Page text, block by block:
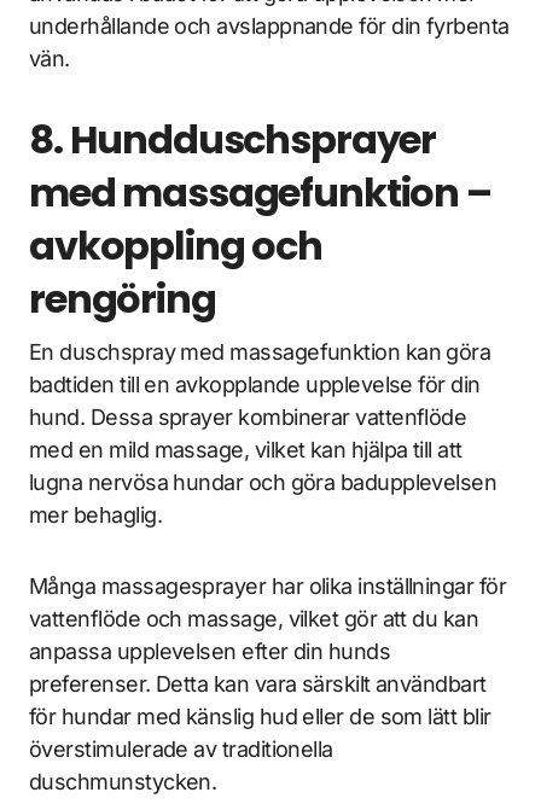
underhållande och avslappnande för din fyrbenta
vän.
8. Hundduschsprayer
med massagefunktion –
avkoppling och
rengöring
En duschspray med massagefunktion kan göra
badtiden till en avkopplande upplevelse för din
hund. Dessa sprayer kombinerar vattenflöde
med en mild massage, vilket kan hjälpa till att
lugna nervösa hundar och göra badupplevelsen
mer behaglig.
Många massagesprayer har olika inställningar för
vattenflöde och massage, vilket gör att du kan
anpassa upplevelsen efter din hunds
preferenser. Detta kan vara särskilt användbart
för hundar med känslig hud eller de som lätt blir
överstimulerade av traditionella
duschmunstycken.